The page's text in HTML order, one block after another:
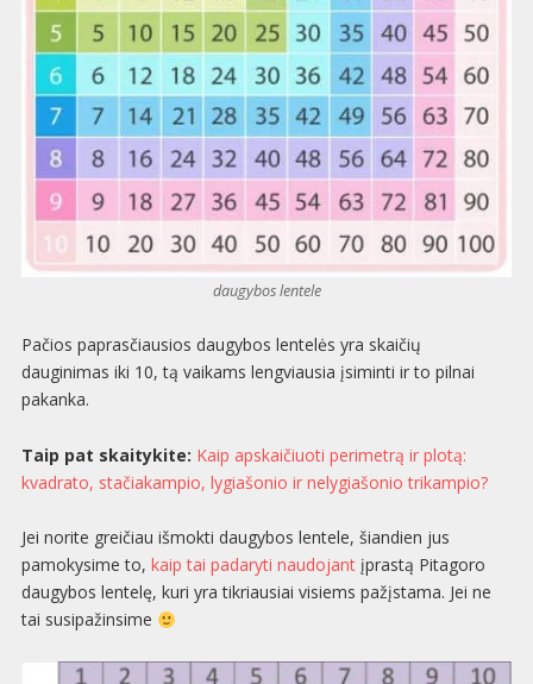
daugybos lentele
Pačios paprasčiausios daugybos lentelės yra skaičių
dauginimas iki 10, tą vaikams lengviausia įsiminti ir to pilnai
pakanka.
Taip pat skaitykite: Kaip apskaičiuoti perimetrą ir plotą:
kvadrato, stačiakampio, lygiašonio ir nelygiašonio trikampio?
Jei norite greičiau išmokti daugybos lentele, šiandien jus
pamokysime to, kaip tai padaryti naudojantįprastą Pitagoro
daugybos lentelę, kuri yra tikriausiai visiems pažįstama. Jei ne
tai susipažinsime